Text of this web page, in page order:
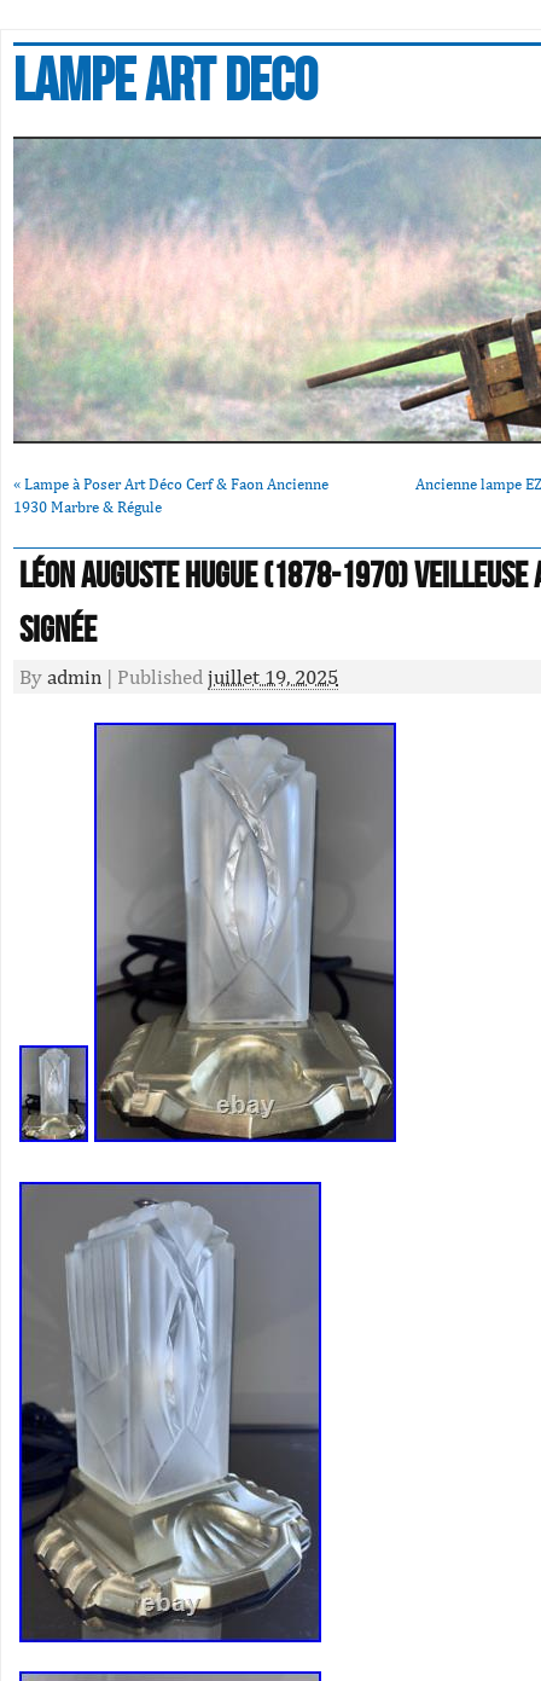
Lampe art deco
« Lampe à Poser Art Déco Cerf & Faon Ancienne
1930 Marbre & Régule
Ancienne lampe
Léon Auguste Hugue (1878-1970) Veilleuse
Signée
By admin | Published juillet 19, 2025